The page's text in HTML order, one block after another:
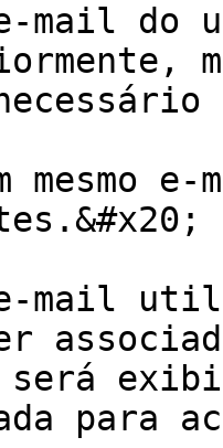
mail do
mesmo
mail
para